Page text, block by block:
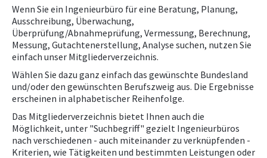
MITGLIEDER­VERZEICHNIS
SERVICE
KONTAKT
PRÜFING
Wenn Sie ein Ingenieurbüro für eine Beratung, Planung,
Ausschreibung, Überwachung,
Überprüfung/Abnahmeprüfung, Vermessung, Berechnung,
Messung, Gutachtenerstellung, Analyse suchen, nutzen Sie
einfach unser Mitgliederverzeichnis.
Wählen Sie dazu ganz einfach das gewünschte Bundesland
und/oder den gewünschten Berufszweig aus. Die Ergebnisse
erscheinen in alphabetischer Reihenfolge.
Das Mitgliederverzeichnis bietet Ihnen auch die
Möglichkeit, unter "Suchbegriff" gezielt Ingenieurbüros
nach verschiedenen - auch miteinander zu verknüpfenden -
Kriterien, wie Tätigkeiten und bestimmten Leistungen oder